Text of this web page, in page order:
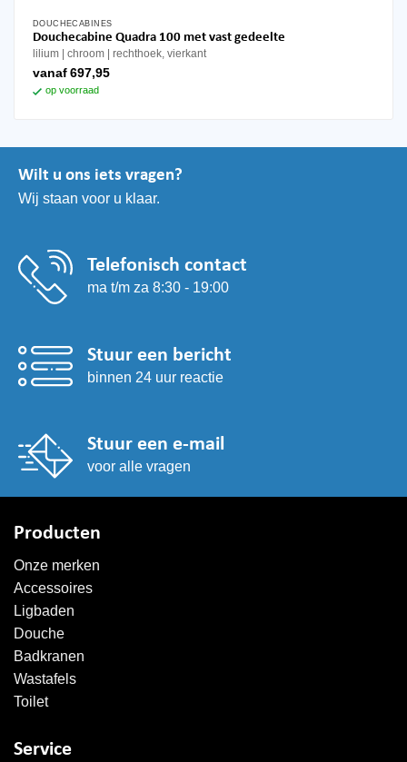
DOUCHECABINES
Douchecabine Quadra 100 met vast gedeelte
lilium chroom rechthoek, vierkant
vanaf 697,95
op voorraad
Dit
product
gekozen
worden
productpagina
Wilt u ons iets vragen?
Wij staan voor u klaar.
Telefonisch contact
ma t/m za 8:30 - 19:00
Stuur een bericht
binnen 24 uur reactie
Stuur een e-mail
voor alle vragen
Producten
Onze merken
Accessoires
Ligbaden
Douche
Badkranen
Wastafels
Toilet
Service